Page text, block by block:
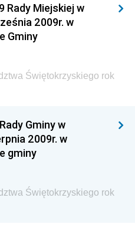
Dyrekcji Dróg
Środowiska
Edukacji
Przemysłu
Finansów i Gospodarki
do Spraw Unii
Wywiadu
Rady Miejskiej w
2009r. w
Gminy
Świętokrzyskiego rok
Gminy w
2009r. w
gminy
Świętokrzyskiego rok